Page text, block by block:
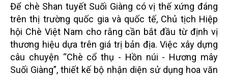
Để chè Shan tuyết Suối Giàng có vị thế xứng đáng
trên thị trường quốc gia và quốc tế, Chủ tịch Hiệp
hội Chè Việt Nam cho rằng cần bắt đầu từ định vị
thương hiệu dựa trên giá trị bản địa. Việc xây dựng
câu chuyện “Chè cổ thụ - Hồn núi - Hương mây
Suối Giàng”, thiết kế bộ nhận diện sử dụng hoa văn